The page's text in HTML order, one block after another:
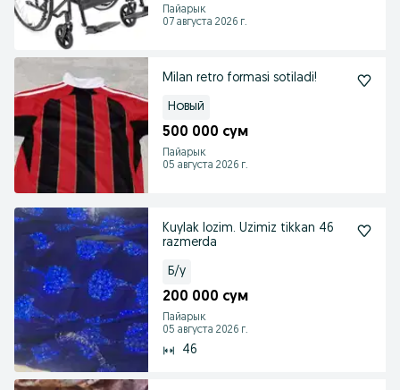
Пайарык
07 августа 2026 г.
Milan retro formasi sotiladi!
Новый
500 000 сум
Пайарык
05 августа 2026 г.
Kuylak lozim. Uzimiz tikkan 46
razmerda
Б/у
200 000 сум
Пайарык
05 августа 2026 г.
46